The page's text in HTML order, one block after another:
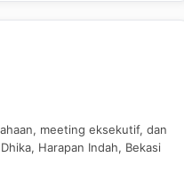
meeting eksekutif, dan
Harapan Indah, Bekasi